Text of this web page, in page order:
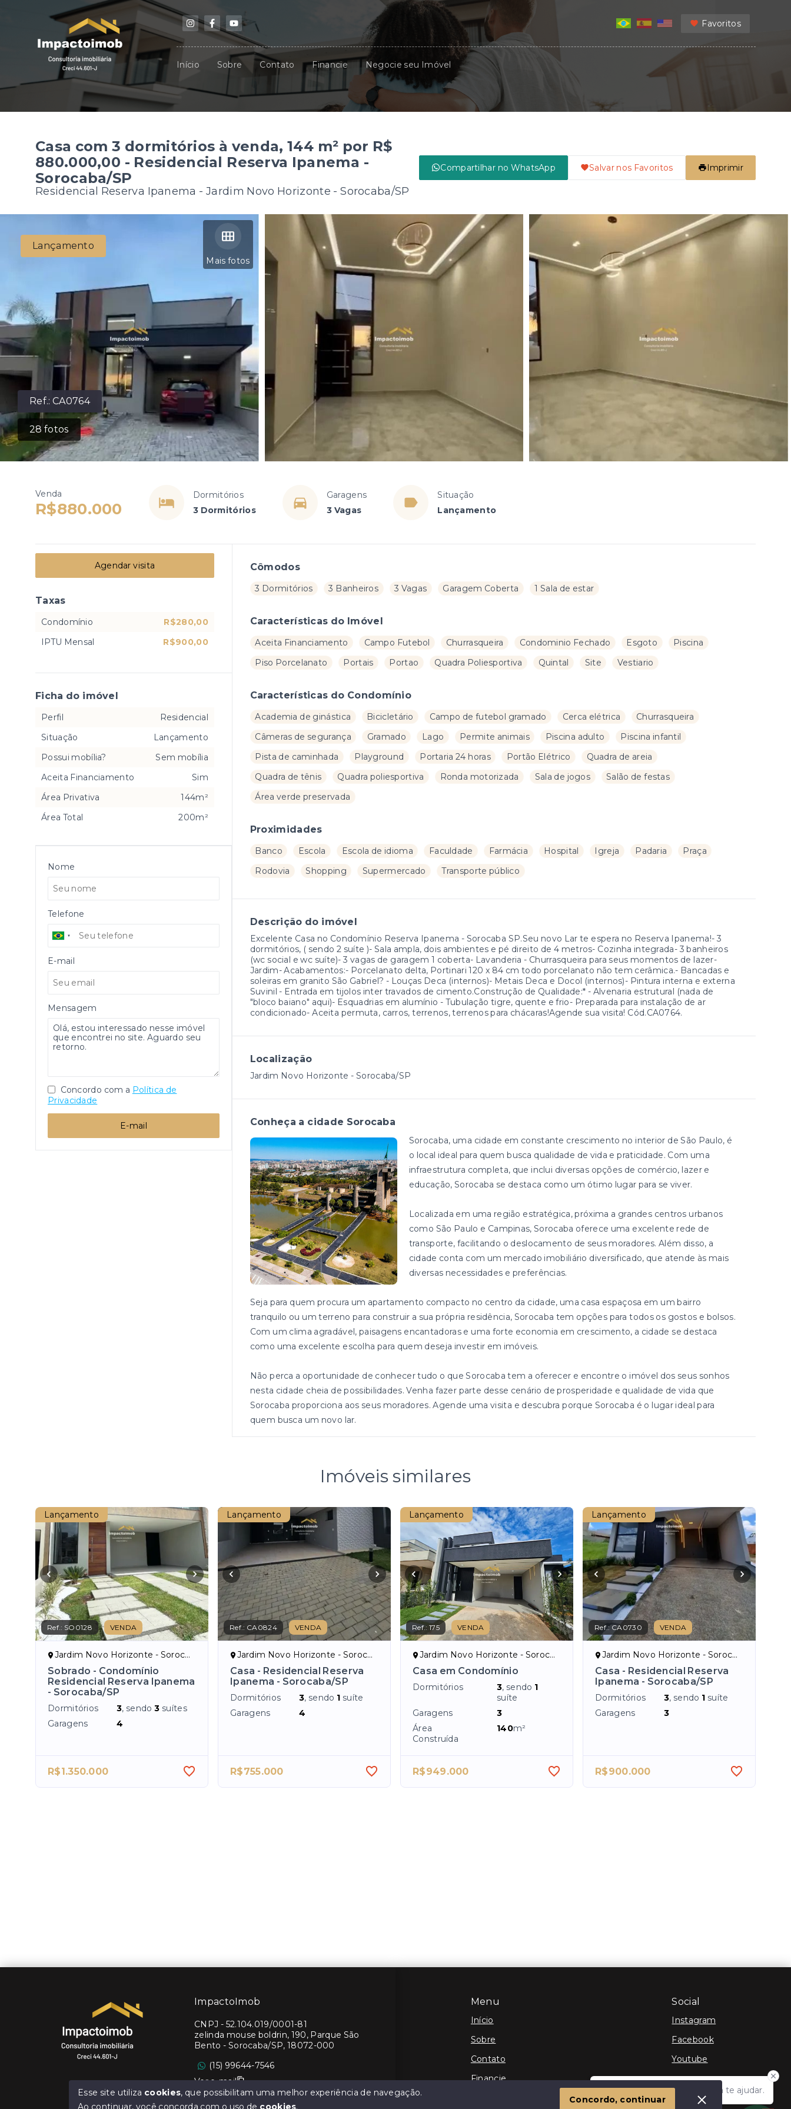
Favoritos
Início Sobre Contato Financie Negocie seu Imóvel
Casa com 3 dormitórios à venda, 144 m² por R$
880.000,00 - Residencial Reserva Ipanema -
Sorocaba/SP
Residencial Reserva Ipanema - Jardim Novo Horizonte - Sorocaba/SP
Compartilhar no WhatsApp Salvar nos Favoritos Imprimir
Ref.:CA0764
28 fotos
Mais fotos
Lançamento
Venda
R$880.000
Dormitórios
3 Dormitórios
Garagens
3 Vagas
Situação
Lançamento
Cômodos
3 Dormitórios 3 Banheiros 3 Vagas Garagem Coberta 1 Sala de estar
Características do Imóvel
Aceita Financiamento Campo Futebol Churrasqueira Condominio Fechado Esgoto
Piscina
Piso Porcelanato
Portais Portao Quadra Poliesportiva Quintal Site Vestiario
Características do Condomínio
Academia de ginástica Bicicletário Campo de futebol gramado Cerca elétrica
Churrasqueira
Câmeras de segurança
Gramado Lago Permite animais Piscina adulto
Piscina infantil
Pista de caminhada
Playground Portaria 24 horas Portão Elétrico
Quadra de areia
Quadra de tênis
Quadra poliesportiva Ronda motorizada Sala de jogos
Salão de festas
Área verde preservada
Proximidades
Banco Escola Escola de idioma Faculdade Farmácia Hospital Igreja Padaria
Praça
Rodovia
Shopping Supermercado Transporte público
Descrição do imóvel
Excelente Casa no Condomínio Reserva Ipanema - Sorocaba SP.Seu novo Lar te espera no Reserva Ipanema!- 3
dormitórios, ( sendo 2 suíte )- Sala ampla, dois ambientes e pé direito de 4 metros- Cozinha integrada- 3 banheiros
(wc social e wc suíte)- 3 vagas de garagem 1 coberta- Lavanderia - Churrasqueira para seus momentos de lazer-
Jardim- Acabamentos:- Porcelanato delta, Portinari 120 x 84 cm todo porcelanato não tem cerâmica.- Bancadas e
soleiras em granito São Gabriel? - Louças Deca (internos)- Metais Deca e Docol (internos)- Pintura interna e externa
Suvinil - Entrada em tijolos inter travados de cimento.Construção de Qualidade:* - Alvenaria estrutural (nada de
"bloco baiano" aqui)- Esquadrias em alumínio - Tubulação tigre, quente e frio- Preparada para instalação de ar
condicionado- Aceita permuta, carros, terrenos, terrenos para chácaras!Agende sua visita! Cód.CA0764.
Localização
Jardim Novo Horizonte - Sorocaba/SP
Conheça a cidade Sorocaba
Sorocaba, uma cidade em constante crescimento no interior de São Paulo, é
o local ideal para quem busca qualidade de vida e praticidade. Com uma
infraestrutura completa, que inclui diversas opções de comércio, lazer e
educação, Sorocaba se destaca como um ótimo lugar para se viver.
Localizada em uma região estratégica, próxima a grandes centros urbanos
como São Paulo e Campinas, Sorocaba oferece uma excelente rede de
transporte, facilitando o deslocamento de seus moradores. Além disso, a
cidade conta com um mercado imobiliário diversificado, que atende às mais
diversas necessidades e preferências.
Seja para quem procura um apartamento compacto no centro da cidade, uma casa espaçosa em um bairro
tranquilo ou um terreno para construir a sua própria residência, Sorocaba tem opções para todos os gostos e bolsos.
Com um clima agradável, paisagens encantadoras e uma forte economia em crescimento, a cidade se destaca
como uma excelente escolha para quem deseja investir em imóveis.
Não perca a oportunidade de conhecer tudo o que Sorocaba tem a oferecer e encontre o imóvel dos seus sonhos
nesta cidade cheia de possibilidades. Venha fazer parte desse cenário de prosperidade e qualidade de vida que
Sorocaba proporciona aos seus moradores. Agende uma visita e descubra porque Sorocaba é o lugar ideal para
quem busca um novo lar.
Agendar visita
Taxas
Condomínio
R$280,00
IPTU Mensal
R$900,00
Ficha do imóvel
Perfil
Residencial
Situação
Lançamento
Possui mobília?
Sem mobília
Aceita Financiamento
Sim
Área Privativa
144m²
Área Total
200m²
Nome
Telefone
E-mail
Mensagem
Concordo com a Política de
Privacidade
E-mail
Imóveis similares
Lançamento
Ref.: SO0128 VENDA
Jardim Novo Horizonte - Sorocaba/SP
Sobrado - Condomínio
Residencial Reserva Ipanema
- Sorocaba/SP
Dormitórios 3, sendo3 suítes
Garagens
4
R$1.350.000
Lançamento
Ref.: CA0824 VENDA
Jardim Novo Horizonte - Sorocaba/SP
Casa - Residencial Reserva
Ipanema - Sorocaba/SP
Dormitórios 3, sendo 1 suíte
Garagens
4
R$755.000
Lançamento
Ref.:175 VENDA
Jardim Novo Horizonte - Sorocaba/SP
Casa em Condomínio
Dormitórios 3, sendo 1
suíte
Garagens
3
Área
Construída
140m²
R$949.000
Lançamento
Ref.:CA0730 VENDA
Jardim Novo Horizonte - Sorocaba/SP
Casa - Residencial Reserva
Ipanema - Sorocaba/SP
Dormitórios 3, sendo 1 suíte
Garagens
3
R$900.000
Menu
Início
Sobre
Contato
Financie
Social
Instagram
Facebook
Youtube
ImpactoImob
CNPJ - 52.104.019/0001-81
zelinda mouse boldrin, 190, Parque São
Bento - Sorocaba/SP, 18072-000
(15) 99644-7546
Ver e-mail
Olá! Estamos disponíveis para te ajudar.
Esse site utiliza cookies, que possibilitam uma melhor experiência de navegação.
Ao continuar, você concorda com o uso de cookies.
Concordo, continuar